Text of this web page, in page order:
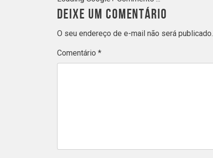
DEIXE UM COMENTÁRIO
O seu endereço de e-mail não será publicado.
Comentário *